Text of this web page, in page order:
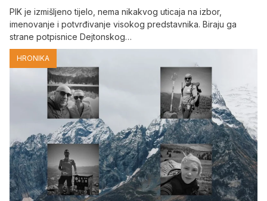
PIK je izmišljeno tijelo, nema nikakvog uticaja na izbor,
imenovanje i potvrđivanje visokog predstavnika. Biraju ga
strane potpisnice Dejtonskog…
HRONIKA